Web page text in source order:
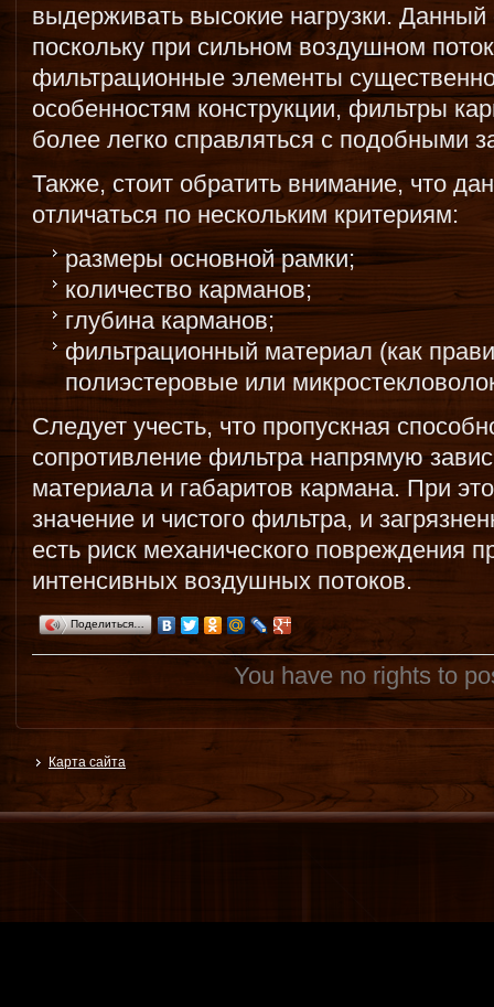
выдерживать высокие нагрузки.
поскольку при сильном воздушном
фильтрационные элементы
особенностям конструкции, фильтры
более легко справляться с подобными
Также, стоит обратить внимание, что
отличаться по нескольким критериям:
размеры основной рамки;
количество карманов;
глубина карманов;
фильтрационный материал (как
полиэстеровые или
Следует учесть, что пропускная
сопротивление фильтра напрямую
материала и габаритов кармана. При
значение и чистого фильтра, и
есть риск механического повреждения
интенсивных воздушных потоков.
Поделиться…
You have no rights to
Карта сайта